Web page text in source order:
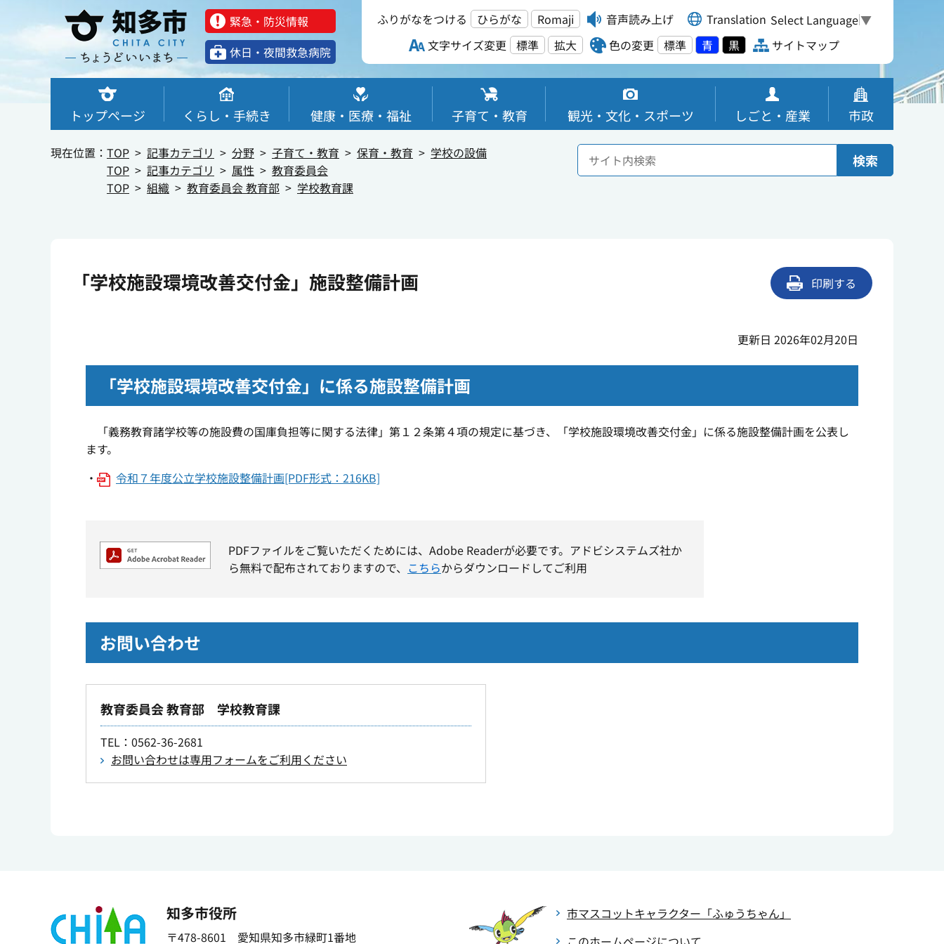
緊急・防災情報
休⽇・夜間救急病院
ふりがなをつける ひらがな Romaji 音声読み上げ Translation Select Language▼
文字サイズ変更
標準 拡大 色の変更 標準 青 黒 サイトマップ
トップページ くらし・手続き 健康・医療・福祉 子育て・教育 観光・文化・スポーツ しごと・産業 市政
現在位置： TOP 記事カテゴリ 分野 子育て・教育 保育・教育
学校の設備
TOP
記事カテゴリ 属性
教育委員会
TOP
組織 教育委員会 教育部 学校教育課
検索
「学校施設環境改善交付金」施設整備計画 印刷する
更新日 2026年02月20日
「学校施設環境改善交付金」に係る施設整備計画
「義務教育諸学校等の施設費の国庫負担等に関する法律」第１２条第４項の規定に基づき、「学校施設環境改善交付金」に係る施設整備計画を公表し
ます。
・
令和７年度公立学校施設整備計画[PDF形式：216KB]
PDFファイルをご覧いただくためには、Adobe Readerが必要です。アドビシステムズ社か
ら無料で配布されておりますので、 こちらからダウンロードしてご利用
お問い合わせ
教育委員会 教育部 学校教育課
TEL ：0562-36-2681
お問い合わせは専用フォームをご利用ください
知多市役所
〒478-8601 愛知県知多市緑町1番地
市マスコットキャラクター 「ふゅうちゃん」